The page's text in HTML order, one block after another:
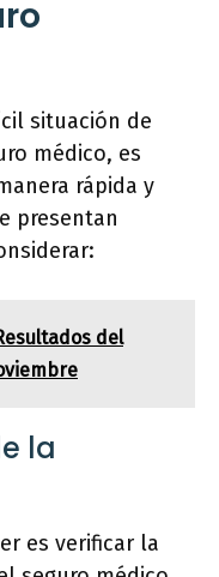
situación de
médico, es
rápida y
presentan
del
la
es verificar la